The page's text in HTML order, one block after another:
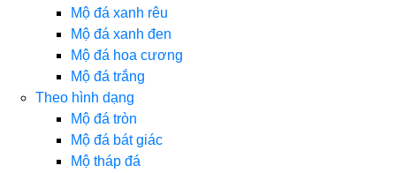
Mộ đá xanh rêu
Mộ đá xanh đen
Mộ đá hoa cương
Mộ đá trắng
Theo hình dạng
Mộ đá tròn
Mộ đá bát giác
Mộ tháp đá